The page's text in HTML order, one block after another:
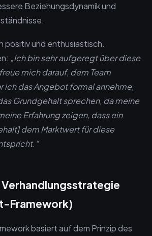
Beziehungsdynamik und
positiv und enthusiastisch.
„Ich bin sehr aufgeregt über diese
mich darauf, dem Team
ich das Angebot formal annehme,
Grundgehalt sprechen, da meine
Erfahrung zeigen, dass ein
dem Marktwert für diese
Framework)
basiert auf dem Prinzip des